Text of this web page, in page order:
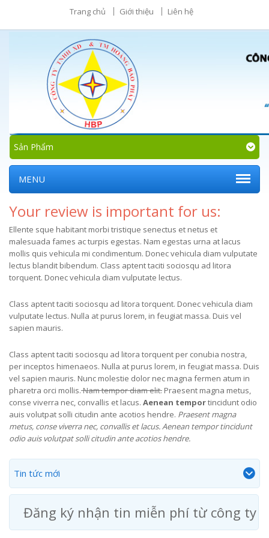
Trang chủ Giới thiệu Liên hệ
Sản Phẩm
MENU
Your review is important for us:
Ellente sque habitant morbi tristique senectus et netus et
malesuada fames ac turpis egestas. Nam egestas urna at lacus
mollis quis vehicula mi condimentum. Donec vehicula diam vulputate
lectus blandit bibendum. Class aptent taciti sociosqu ad litora
torquent. Donec vehicula diam vulputate lectus.
Class aptent taciti sociosqu ad litora torquent. Donec vehicula diam
vulputate lectus. Nulla at purus lorem, in feugiat massa. Duis vel
sapien mauris.
Class aptent taciti sociosqu ad litora torquent per conubia nostra,
per inceptos himenaeos. Nulla at purus lorem, in feugiat massa. Duis
vel sapien mauris. Nunc molestie dolor nec magna fermen atum in
pharetra orci mollis.Nam tempor diam elit. Praesent magna metus,
conse viverra nec, convallis et lacus. Aenean temportincidunt odio
auis volutpat solli citudin ante acotios hendre. Praesent magna
metus, conse viverra nec, convallis et lacus. Aenean tempor tincidunt
odio auis volutpat solli citudin ante acotios hendre.
Tin tức mới
Đăng ký nhận tin miễn phí từ công ty